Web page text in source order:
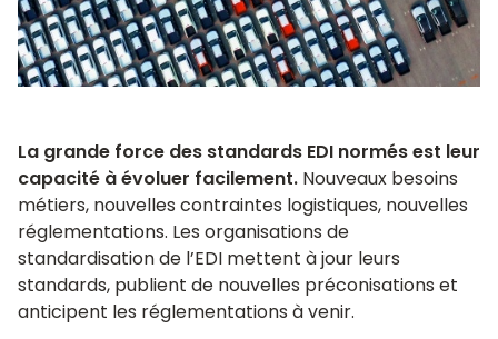
La grande force des standards EDI normés est leur
capacité à évoluer facilement. Nouveaux besoins
métiers, nouvelles contraintes logistiques, nouvelles
réglementations. Les organisations de
standardisation de l’EDI mettent à jour leurs
standards, publient de nouvelles préconisations et
anticipent les réglementations à venir.